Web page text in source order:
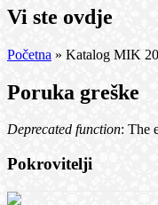
Vi ste ovdje
Početna » Katalog MIK
Poruka greške
Deprecated function: The
Pokrovitelji